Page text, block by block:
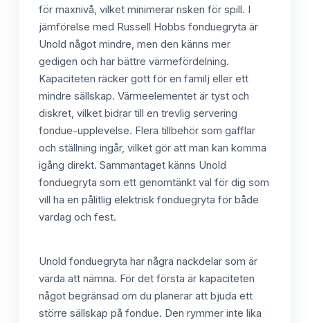
för maxnivå, vilket minimerar risken för spill. I
jämförelse med Russell Hobbs fonduegryta är
Unold något mindre, men den känns mer
gedigen och har bättre värmefördelning.
Kapaciteten räcker gott för en familj eller ett
mindre sällskap. Värmeelementet är tyst och
diskret, vilket bidrar till en trevlig servering
fondue-upplevelse. Flera tillbehör som gafflar
och ställning ingår, vilket gör att man kan komma
igång direkt. Sammantaget känns Unold
fonduegryta som ett genomtänkt val för dig som
vill ha en pålitlig elektrisk fonduegryta för både
vardag och fest.
Unold fonduegryta har några nackdelar som är
värda att nämna. För det första är kapaciteten
något begränsad om du planerar att bjuda ett
större sällskap på fondue. Den rymmer inte lika